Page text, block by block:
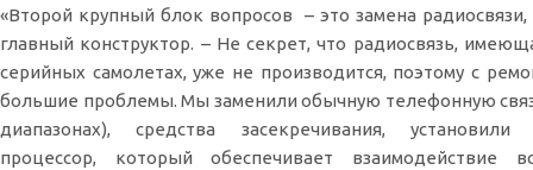
«Второй крупный блок вопросов – это замена
главный конструктор. – Не секрет, что радиосвязь,
серийных самолетах, уже не производится, поэтому с
большие проблемы. Мы заменили обычную телефонную
диапазонах), средства засекречивания, установили
процессор, который обеспечивает взаимодействие